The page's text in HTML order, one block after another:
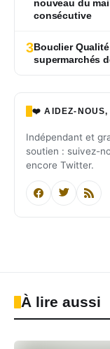
nouveau du
consécutive
3Bouclier
supermarchés
❤️ AIDEZ-NOUS,
Indépendant et
soutien : suivez-
encore Twitter.
À lire aussi